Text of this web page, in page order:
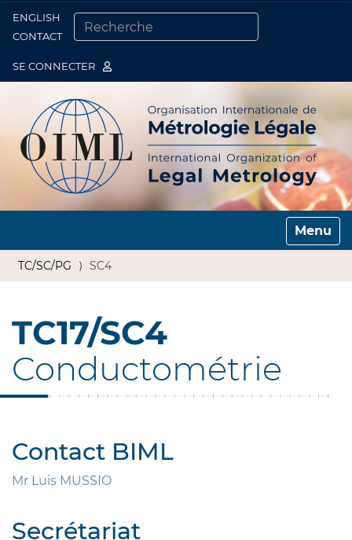
ENGLISH
CONTACT
SE CONNECTER
Toggle
TC/SC/PG SC4
TC17/SC4
Conductométrie
Contact BIML
Mr Luis MUSSIO
Secrétariat